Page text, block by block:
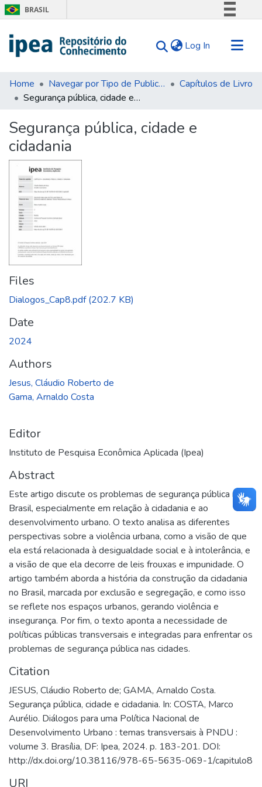
BRASIL
Comunica BR
Acesso à informação
Log In (current)
Communities & Collections
Search for
Statistics
Tips
Home Navegar por Tipo de Publicação
Capítulos de Livro
Segurança pública, cidade e cidadania
Segurança pública, cidade e
cidadania
Files
Dialogos_Cap8.pdf(202.7 KB)
Date
2024
Authors
Jesus, Cláudio Roberto de
Gama, Arnaldo Costa
Editor
Instituto de Pesquisa Econômica Aplicada (Ipea)
Abstract
Este artigo discute os problemas de segurança pública no
Brasil, especialmente em relação à cidadania e ao
desenvolvimento urbano. O texto analisa as diferentes
perspectivas sobre a violência urbana, como a visão de que
ela está relacionada à desigualdade social e à intolerância, e
a visão de que ela decorre de leis frouxas e impunidade. O
artigo também aborda a história da construção da cidadania
no Brasil, marcada por exclusão e segregação, e como isso
se reflete nos espaços urbanos, gerando violência e
insegurança. Por fim, o texto aponta a necessidade de
políticas públicas transversais e integradas para enfrentar os
problemas de segurança pública nas cidades.
Citation
JESUS, Cláudio Roberto de; GAMA, Arnaldo Costa.
Segurança pública, cidade e cidadania. In: COSTA, Marco
Aurélio. Diálogos para uma Política Nacional de
Desenvolvimento Urbano : temas transversais à PNDU :
volume 3. Brasília, DF: Ipea, 2024. p. 183-201. DOI:
http://dx.doi.org/10.38116/978-65-5635-069-1/capitulo8
URI